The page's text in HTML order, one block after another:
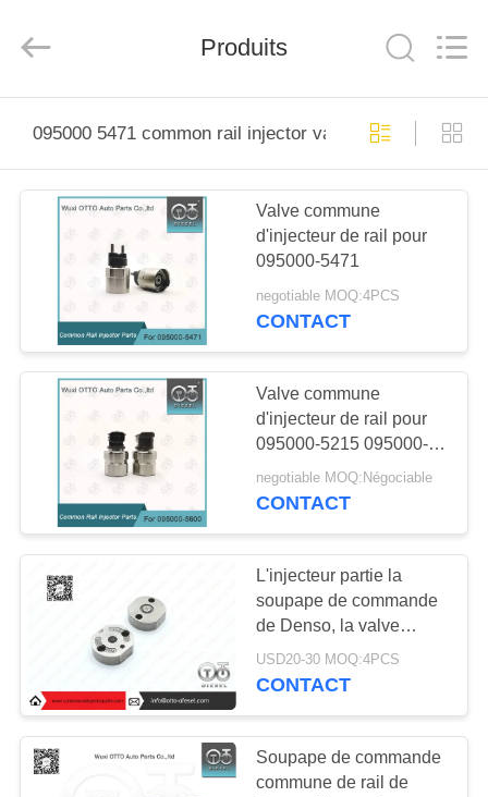
LA
MAISON
PRODUITS
PROPOS
VISITE
DE
L'USINE
CONTRÔLE
LA
QUALITÉ
Rights
by
Produits
095000 5471 common rail injector valve
Valve commune
d'injecteur de rail pour
095000-5471
negotiable MOQ:4PCS
CONTACT
Valve commune
d'injecteur de rail pour
095000-5215 095000-
5600
negotiable MOQ:Négociable
CONTACT
L'injecteur partie la
soupape de commande
de Denso, la valve
commune véritable
095000-5125 d'injecteur
USD20-30 MOQ:4PCS
CONTACT
Soupape de commande
commune de rail de